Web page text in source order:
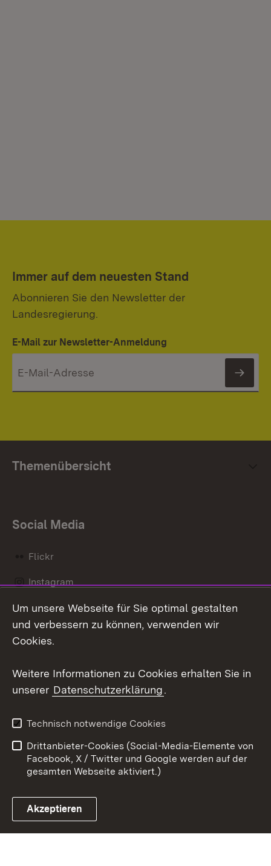
Immer auf dem neuesten Stand
Abonnieren Sie den Newsletter der
Landesregierung.
E-Mail zur Newsletter-Anmeldung
Themenübersicht
Social Media
Flickr
Instagram
Social Wall
Link zum Landesportal
Barrierefreiheit
Benutzungshinweise
Impressum
Cookies
Um unsere Webseite für Sie optimal gestalten
und verbessern zu können, verwenden wir
Cookies.
Weitere Informationen zu Cookies erhalten Sie in
unserer Datenschutzerklärung.
Technisch notwendige Cookies
Drittanbieter-Cookies (Social-Media-Elemente von
Facebook, X / Twitter und Google werden auf der
gesamten Webseite aktiviert.)
Akzeptieren